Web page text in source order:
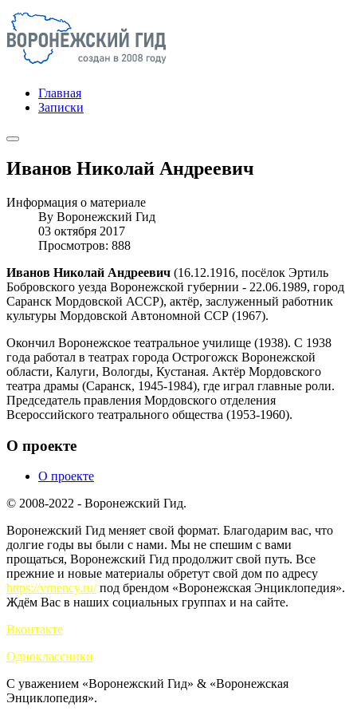
Главная
Записки
Иванов Николай Андреевич
Информация о материале
By Воронежский Гид
03 октября 2017
Просмотров: 888
Иванов Николай Андреевич (16.12.1916, посёлок Эртиль
Бобровского уезда Воронежской губернии - 22.06.1989, город
Саранск Мордовской АССР), актёр, заслуженный работник
культуры Мордовской Автономной ССР (1967).
Окончил Воронежское театральное училище (1938). С 1938
года работал в театрах города Острогожск Воронежской
области, Калуги, Вологды, Кустаная. Актёр Мордовского
театра драмы (Саранск, 1945-1984), где играл главные роли.
Председатель правления Мордовского отделения
Всероссийского театрального общества (1953-1960).
О проекте
О проекте
© 2008-2022 - Воронежский Гид.
Воронежский Гид меняет свой формат. Благодарим вас, что
долгие годы вы были с нами. Мы не спешим с вами
прощаться, Воронежский Гид продолжит свой путь. Все
прежние и новые материалы обретут свой дом по адресу
https://vrnency.ru/под брендом «Воронежская Энциклопедия».
Ждём Вас в наших социальных группах и на сайте.
Вконтакте
Одноклассники
С уважением «Воронежский Гид» & «Воронежская
Энциклопедия».